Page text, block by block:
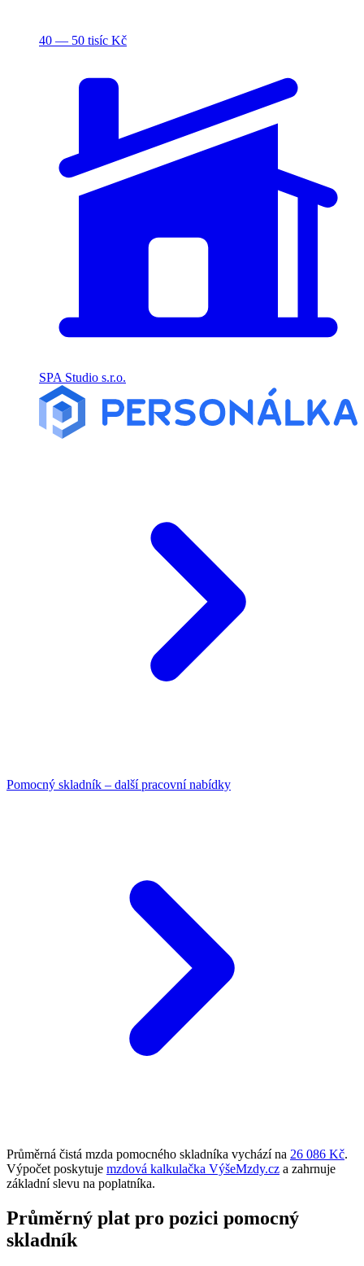
40 — 50 tisíc Kč
SPA Studio s.r.o.
Pomocný skladník – další pracovní nabídky
Průměrná čistá mzda pomocného skladníka vychází na 26 086 Kč.
Výpočet poskytuje mzdová kalkulačka VýšeMzdy.cz a zahrnuje
základní slevu na poplatníka.
Průměrný plat pro pozici pomocný
skladník